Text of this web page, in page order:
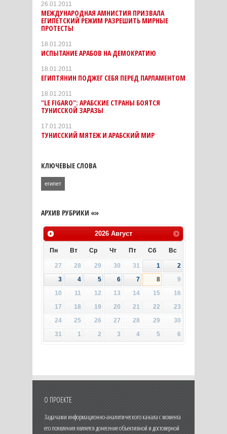
26.01.2011
МЕЖДУНАРОДНАЯ АМНИСТИЯ ПРИЗВАЛА
ЕГИПЕТСКИЙ РЕЖИМ РАЗРЕШИТЬ МИРНЫЕ
ПРОТЕСТЫ
18.01.2011
ИСПЫТАНИЕ АРАБОВ НА ДЕМОКРАТИЮ
18.01.2011
ЕГИПТЯНИН ПОДЖЕГ СЕБЯ ПЕРЕД ПАРЛАМЕНТОМ
18.01.2011
"LE FIGARO": АРАБСКИЕ СТРАНЫ БОЯТСЯ
ТУНИССКОЙ ЗАРАЗЫ
17.01.2011
ТУНИССКИЙ МЯТЕЖ И АРАБСКИЙ МИР
КЛЮЧЕВЫЕ СЛОВА
египет
АРХИВ РУБРИКИ «»
2026 Август
Пн Вт Ср Чт Пт Сб Вс
27 28 29 30 31 1
2
3
4 5 6 7 8
9
10
11 12 13 14 15
16
17
18 19 20 21 22
23
24
25 26 27 28 29
30
31
1 2 3 4 5 6
О ПРОЕКТЕ
Задачами информационно-аналитического канала с момента
его появления является донесение объективной и достоверной